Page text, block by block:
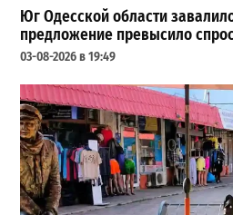
Юг Одесской области
предложение превысило
03-08-2026 в 19:49